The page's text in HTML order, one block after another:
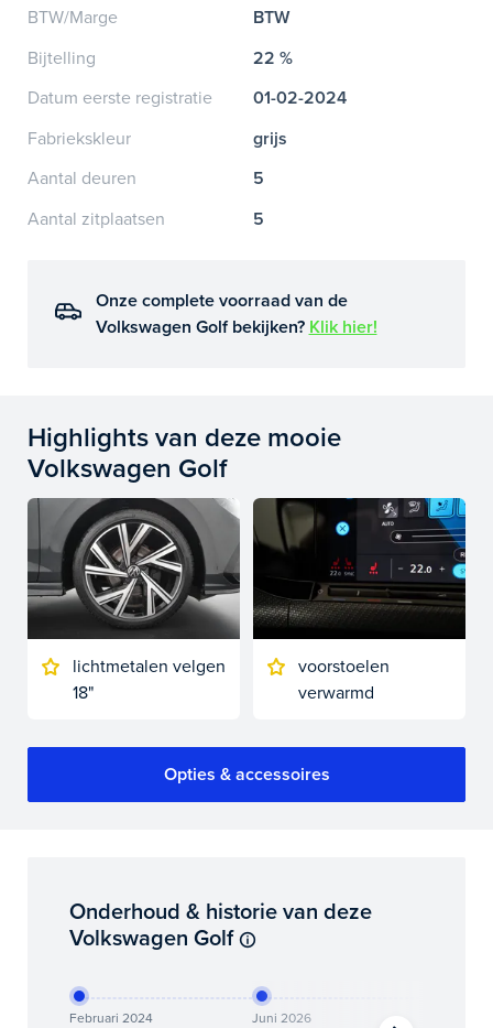
BTW/Marge
BTW
Bijtelling
22 %
Datum eerste registratie
01-02-2024
Fabriekskleur
grijs
Aantal deuren
5
Aantal zitplaatsen
5
Onze complete voorraad van de
Volkswagen Golf bekijken? Klik hier!
Highlights van deze mooie
Volkswagen Golf
lichtmetalen velgen
18"
voorstoelen
verwarmd
Opties & accessoires
Onderhoud & historie van deze
Volkswagen Golf
Februari 2024 Juni 2026